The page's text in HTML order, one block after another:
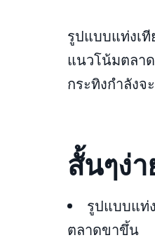
รูปแบบแท่งเ
แนวโน้มตลา
กระทิงกำลังจ
สั้นๆง่
รูปแบบแท่
ตลาดขาขึ้น